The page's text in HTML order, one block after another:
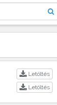
Letöltés
Letöltés